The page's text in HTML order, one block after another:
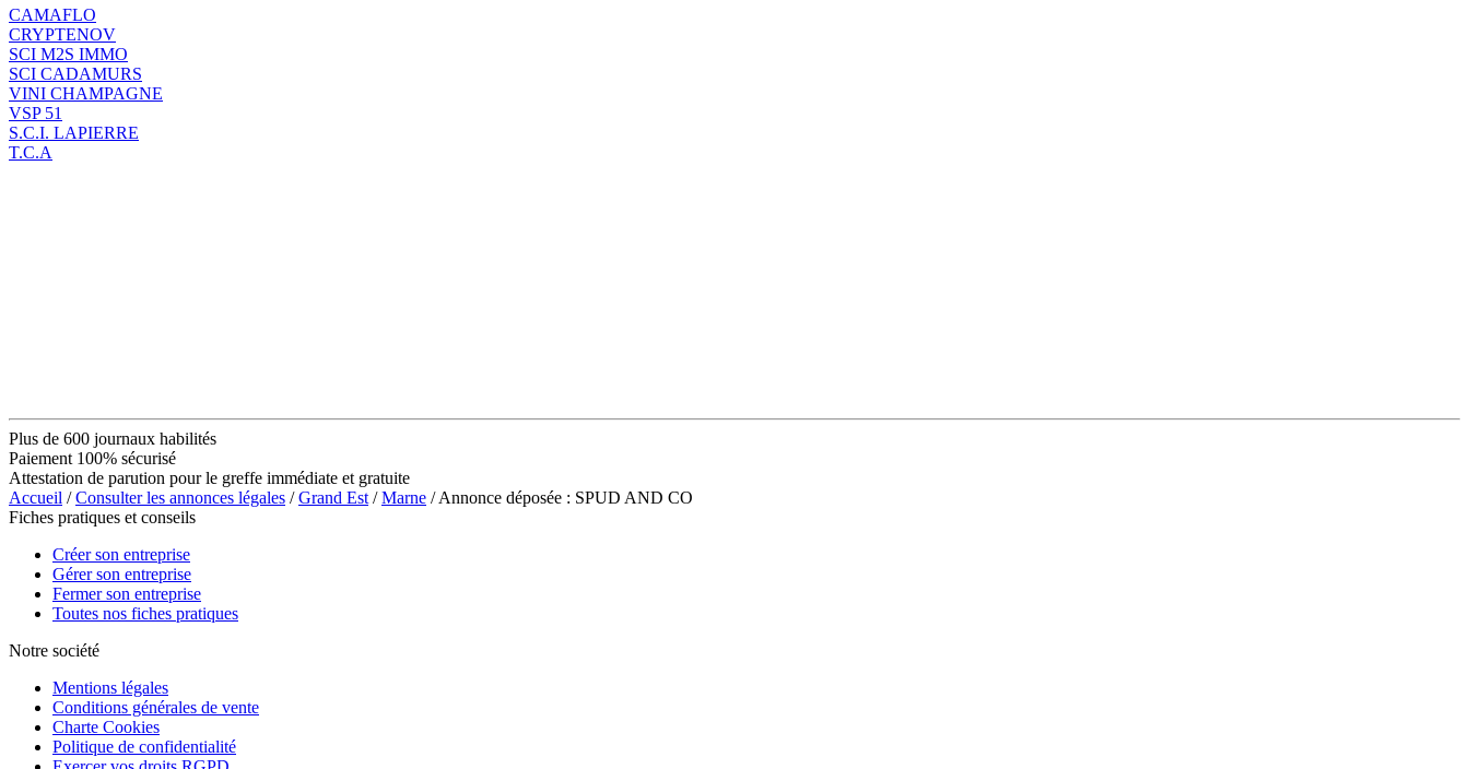
CAMAFLO
CRYPTENOV
SCI M2S IMMO
SCI CADAMURS
VINI CHAMPAGNE
VSP 51
S.C.I. LAPIERRE
T.C.A
Plus de 600 journaux habilités
Paiement 100% sécurisé
Attestation de parution pour le greffe immédiate et gratuite
Accueil /Consulter les annonces légales /Grand Est /Marne / Annonce déposée : SPUD AND CO
Fiches pratiques et conseils
Créer son entreprise
Gérer son entreprise
Fermer son entreprise
Toutes nos fiches pratiques
Notre société
Mentions légales
Conditions générales de vente
Charte Cookies
Politique de confidentialité